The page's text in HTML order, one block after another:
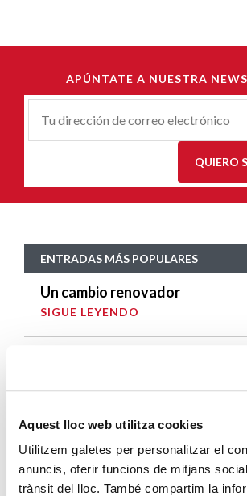
Aquest lloc web utilitza cookies
Utilitzem galetes per personalitzar el
anuncis, oferir funcions de mitjans
trànsit del lloc. També compartim la
APÚNTATE A NUESTRA
Correu-
QUIERO
ENTRADAS MÁS POPULARES
Un cambio renovador
SIGUE LEYENDO
Mucho más que comer
Endulzando la vida de los más